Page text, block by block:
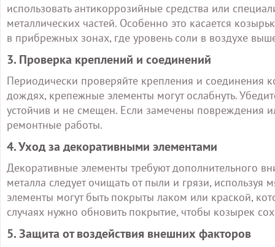
использовать антикоррозийные средства или
металлических частей. Особенно это касается
в прибрежных зонах, где уровень соли в воздухе
3. Проверка креплений и соединений
Периодически проверяйте крепления и соединения
дождях, крепежные элементы могут ослабнуть.
устойчив и не смещен. Если замечены повреждения
ремонтные работы.
4. Уход за декоративными элементами
Декоративные элементы требуют дополнительного
металла следует очищать от пыли и грязи,
элементы могут быть покрыты лаком или краской,
случаях нужно обновить покрытие, чтобы козырек
5. Защита от воздействия внешних факторов